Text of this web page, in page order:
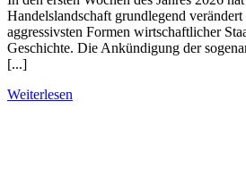
Handelslandschaft grundlegend
aggressivsten Formen wirtschaftlicher
Geschichte. Die Ankündigung der
[...]
Weiterlesen